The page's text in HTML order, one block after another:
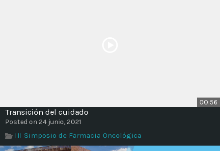
00:56
Transición del cuidado
Posted on 24 junio, 2021
III Simposio de Farmacia Oncológica